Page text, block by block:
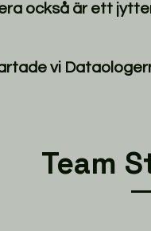
också är ett
vi
Team